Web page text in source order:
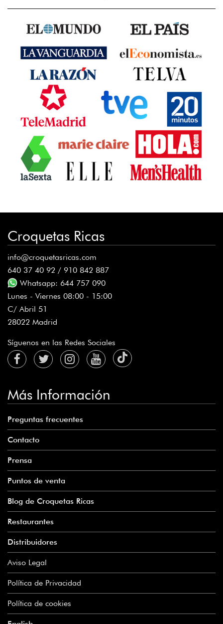
Croquetas Ricas
info@croquetasricas.com
640 37 40 92 / 910 842 887
Whatsapp: 644 757 090
Lunes - Viernes 08:00 - 15:00
C/ Abril 51
28022 Madrid
Síguenos en las Redes Sociales
Más Información
Preguntas frecuentes
Contacto
Prensa
Puntos de venta
Blog de Croquetas Ricas
Restaurantes
Distribuidores
Aviso Legal
Política de Privacidad
Política de cookies